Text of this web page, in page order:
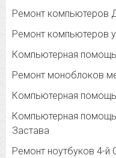
Ремонт компьютеров
Ремонт компьютеров
Компьютерная
Ремонт моноблоков
Компьютерная помощь
Компьютерная
Застава
Ремонт ноутбуков 4-й